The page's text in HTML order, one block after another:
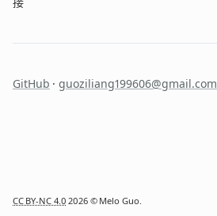
GitHub · guoziliang199606@gmail.com
CC BY-NC 4.0 2026 © Melo Guo.